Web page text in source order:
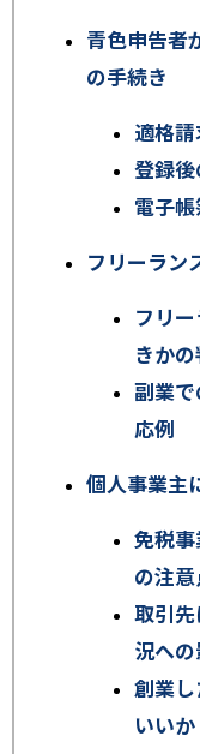
青色申告者
の手続き
適格
登録
電子
フリーラン
フリ
きか
副業
応例
個人事業主
免税
の注
取引
況へ
創業
いいか